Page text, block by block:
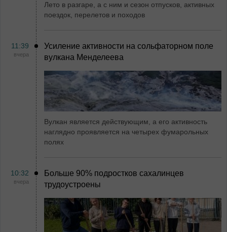
Лето в разгаре, а с ним и сезон отпусков, активных
поездок, перелетов и походов
11:39
вчера
Усиление активности на сольфаторном поле
вулкана Менделеева
Вулкан является действующим, а его активность
наглядно проявляется на четырех фумарольных
полях
10:32
вчера
Больше 90% подростков сахалинцев
трудоустроены